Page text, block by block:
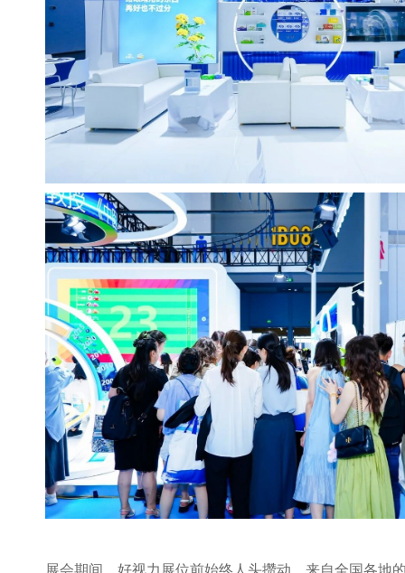
展会期间，好视力展位前始终人头攒动，来自全国各地